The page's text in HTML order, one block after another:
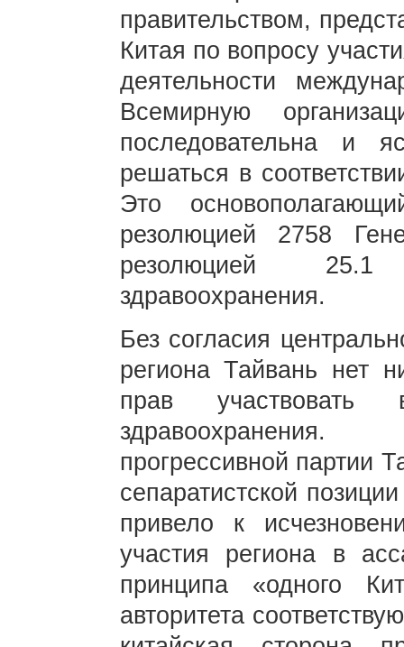
правительством,
Китая по вопросу
деятельности
Всемирную
последовательна и
решаться в
Это
резолюцией 2758
резолюцией
здравоохранения.
Без согласия
региона Тайвань нет
прав участвовать
здравоохранения.
прогрессивной партии
сепаратистской
привело к
участия региона в
принципа «одного
авторитета